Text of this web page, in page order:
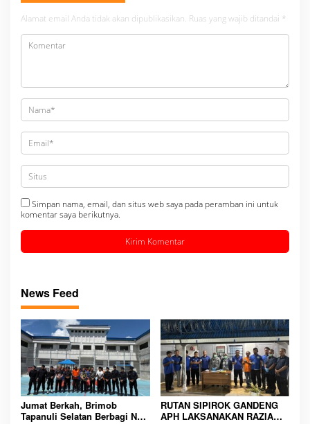
Alamat email Anda tidak akan dipublikasikan. Ruas yang wajib ditandai *
Simpan nama, email, dan situs web saya pada peramban ini untuk
komentar saya berikutnya.
News Feed
Jumat Berkah, Brimob
Tapanuli Selatan Berbagi Nasi
RUTAN SIPIROK GANDENG
APH LAKSANAKAN RAZIA